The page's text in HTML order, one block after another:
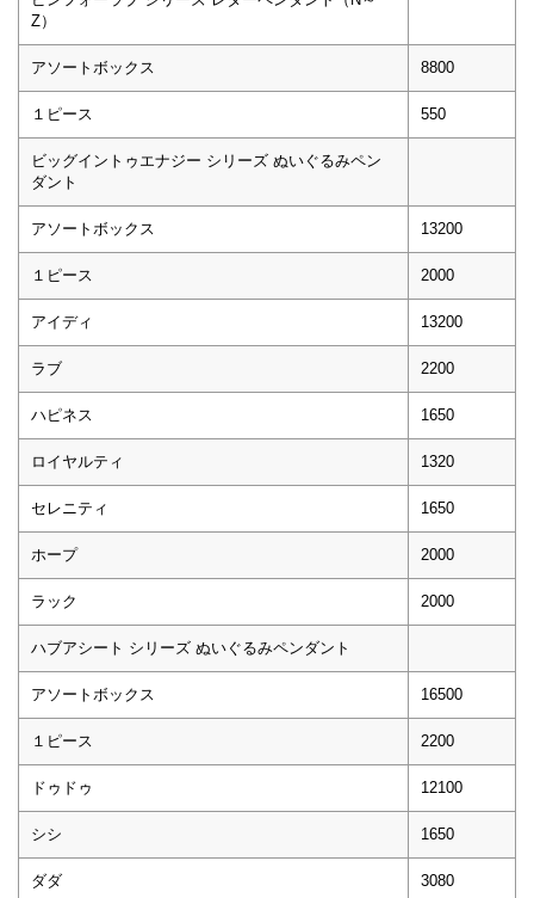
Z）
アソートボックス 8800
１ピース 550
ビッグイントゥエナジー シリーズ ぬいぐるみペン
ダント
アソートボックス 13200
１ピース 2000
アイディ 13200
ラブ 2200
ハピネス 1650
ロイヤルティ 1320
セレニティ 1650
ホープ 2000
ラック 2000
ハブアシート シリーズ ぬいぐるみペンダント
アソートボックス 16500
１ピース 2200
ドゥドゥ 12100
シシ 1650
ダダ 3080